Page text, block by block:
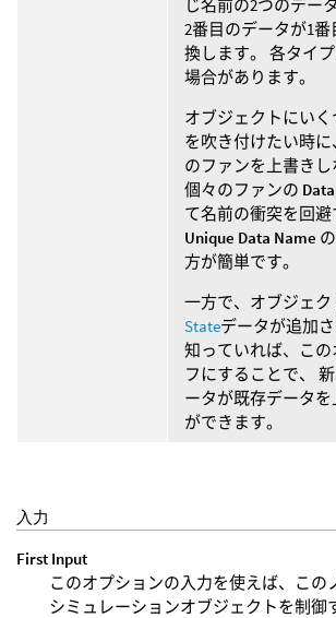
じ名前の2つのデー
2番目のデータが1
換します。 各タイ
場合があります。
オブジェクトにいく
を吹き付けたい時
のファンを上書きし
個々のファンの
て名前の衝突を回避
Unique Data Name
方が簡単です。
一方で、オブジェク
Stateデータが追加
知っていれば、こ
フにすることで、
ータが既存データ
ができます。
入力
First Input
このオプションの入力を使えば、この
シミュレーションオブジェクトを制御